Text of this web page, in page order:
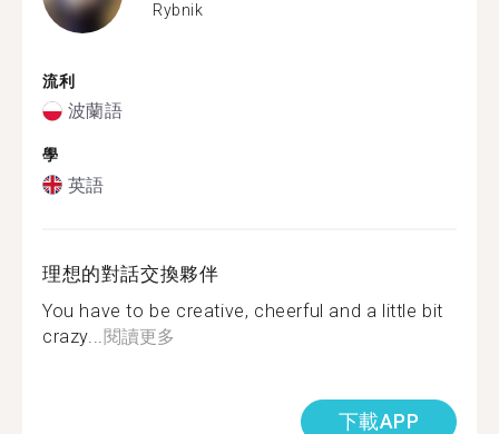
Rybnik
流利
波蘭語
學
英語
理想的對話交換夥伴
You have to be creative, cheerful and a little bit
crazy... 閱讀更多
下載APP